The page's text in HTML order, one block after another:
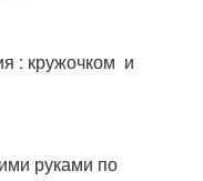
: кружочком и
руками по